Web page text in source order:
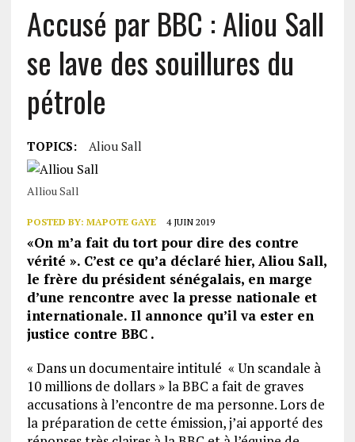
Accusé par BBC : Aliou Sall
se lave des souillures du
pétrole
TOPICS: Aliou Sall
Alliou Sall
POSTED BY: MAPOTE GAYE 4 JUIN 2019
«On m’a fait du tort pour dire des contre
vérité ». C’est ce qu’a déclaré hier, Aliou Sall,
le frère du président sénégalais, en marge
d’une rencontre avec la presse nationale et
internationale. Il annonce qu’il va ester en
justice contre BBC .
« Dans un documentaire intitulé « Un scandale à
10 millions de dollars » la BBC a fait de graves
accusations à l’encontre de ma personne. Lors de
la préparation de cette émission, j’ai apporté des